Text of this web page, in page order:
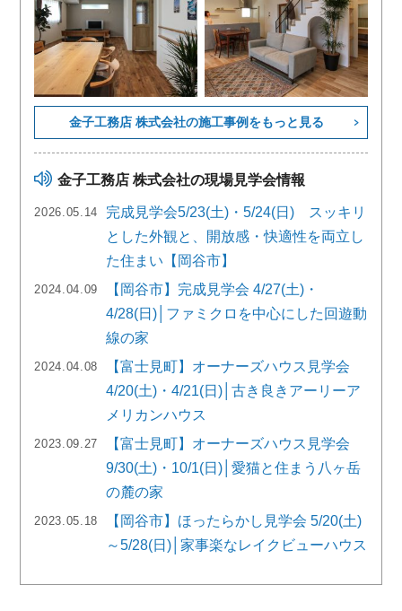
金子工務店 株式会社の施工事例をもっと見る
金子工務店 株式会社の現場見学会情報
2026.05.14
完成見学会5/23(土)・5/24(日) スッキリ
とした外観と、開放感・快適性を両立し
た住まい【岡谷市】
2024.04.09
【岡谷市】完成見学会 4/27(土)・
4/28(日)│ファミクロを中心にした回遊動
線の家
2024.04.08
【富士見町】オーナーズハウス見学会
4/20(土)・4/21(日)│古き良きアーリーア
メリカンハウス
2023.09.27
【富士見町】オーナーズハウス見学会
9/30(土)・10/1(日)│愛猫と住まう八ヶ岳
の麓の家
2023.05.18
【岡谷市】ほったらかし見学会 5/20(土)
～5/28(日)│家事楽なレイクビューハウス